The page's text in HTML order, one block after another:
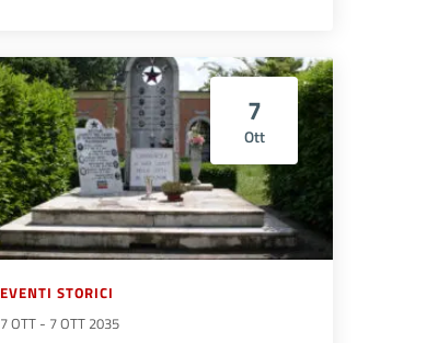
7
Ott
EVENTI STORICI
7 OTT - 7 OTT 2035